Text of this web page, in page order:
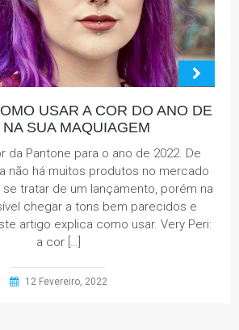
USAR A COR DO ANO DE
NA SUA MAQUIAGEM
da Pantone para o ano de 2022. De
não há muitos produtos no mercado
tratar de um lançamento, porém na
chegar a tons bem parecidos e
artigo explica como usar. Very Peri:
a cor […]
12 Fevereiro, 2022